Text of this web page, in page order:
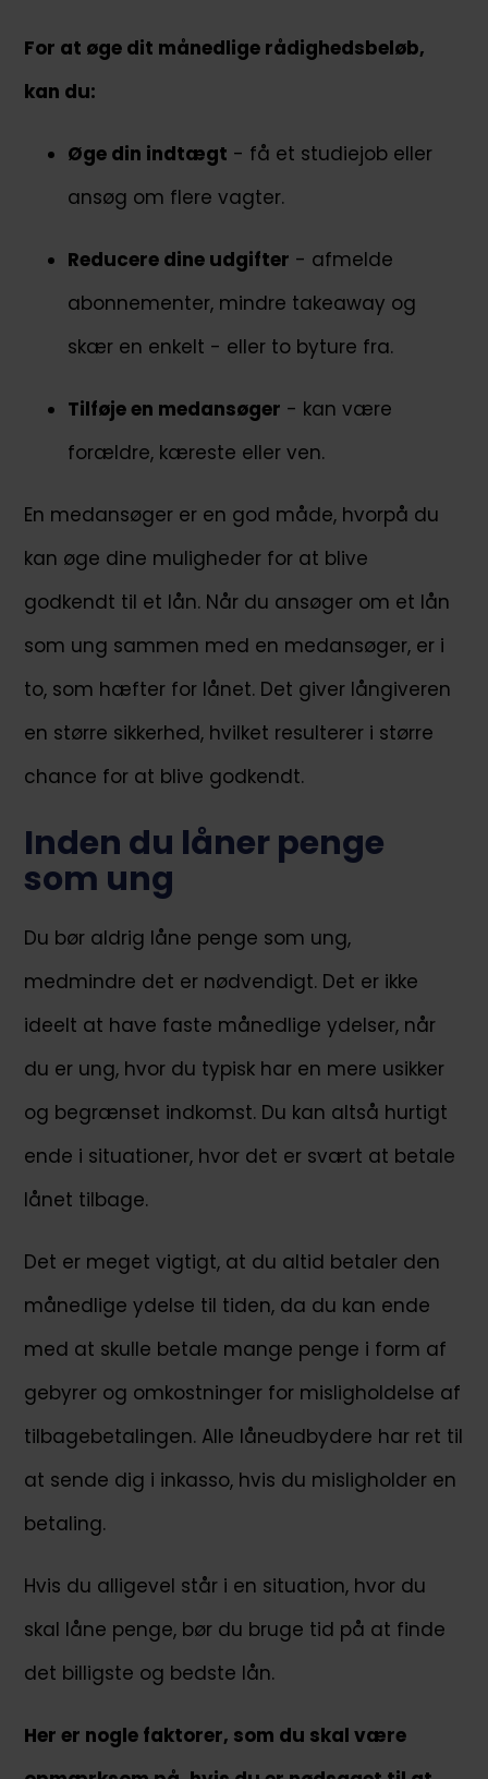
For at øge dit månedlige rådighedsbeløb,
kan du:
Øge din indtægt - få et studiejob eller
ansøg om flere vagter.
Reducere dine udgifter - afmelde
abonnementer, mindre takeaway og
skær en enkelt - eller to byture fra.
Tilføje en medansøger - kan være
forældre, kæreste eller ven.
En medansøger er en god måde, hvorpå du
kan øge dine muligheder for at blive
godkendt til et lån. Når du ansøger om et lån
som ung sammen med en medansøger, er i
to, som hæfter for lånet. Det giver långiveren
en større sikkerhed, hvilket resulterer i større
chance for at blive godkendt.
Inden du låner penge
som ung
Du bør aldrig låne penge som ung,
medmindre det er nødvendigt. Det er ikke
ideelt at have faste månedlige ydelser, når
du er ung, hvor du typisk har en mere usikker
og begrænset indkomst. Du kan altså hurtigt
ende i situationer, hvor det er svært at betale
lånet tilbage.
Det er meget vigtigt, at du altid betaler den
månedlige ydelse til tiden, da du kan ende
med at skulle betale mange penge i form af
gebyrer og omkostninger for misligholdelse af
tilbagebetalingen. Alle låneudbydere har ret til
at sende dig i inkasso, hvis du misligholder en
betaling.
Hvis du alligevel står i en situation, hvor du
skal låne penge, bør du bruge tid på at finde
det billigste og bedste lån.
Her er nogle faktorer, som du skal være